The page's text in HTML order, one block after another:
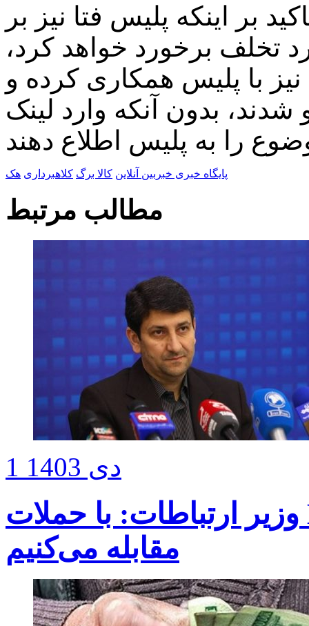
بر اینکه پلیس فتا نیز بر
تخلف برخورد خواهد کرد،
با پلیس همکاری کرده و
شدند، بدون آنکه وارد لینک
پایگاه خبری خبربین آنلاین کالا برگ کلاهبرداری هک
مطالب مرتبط
1 دی 1403
وزیر ارتباطات: با حملات DDOS “بیرون از کشور”
مقابله می‌کنیم